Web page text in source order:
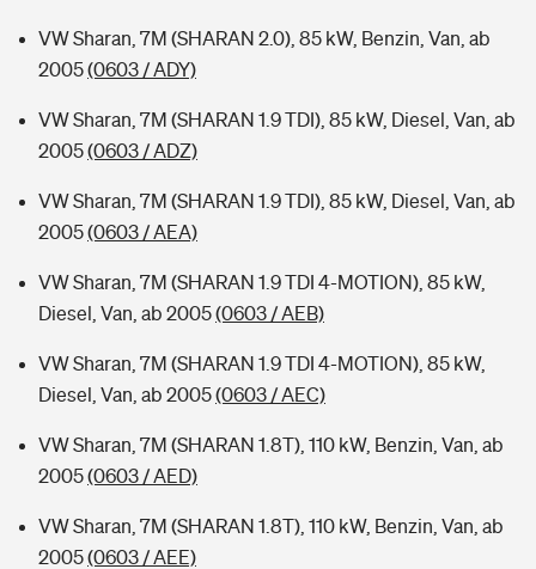
VW Sharan, 7M (SHARAN 2.0), 85 kW, Benzin, Van, ab
2005(0603 / ADY)
VW Sharan, 7M (SHARAN 1.9 TDI), 85 kW, Diesel, Van, ab
2005(0603 / ADZ)
VW Sharan, 7M (SHARAN 1.9 TDI), 85 kW, Diesel, Van, ab
2005(0603 / AEA)
VW Sharan, 7M (SHARAN 1.9 TDI 4-MOTION), 85 kW,
Diesel, Van, ab 2005(0603 / AEB)
VW Sharan, 7M (SHARAN 1.9 TDI 4-MOTION), 85 kW,
Diesel, Van, ab 2005(0603 / AEC)
VW Sharan, 7M (SHARAN 1.8T), 110 kW, Benzin, Van, ab
2005(0603 / AED)
VW Sharan, 7M (SHARAN 1.8T), 110 kW, Benzin, Van, ab
2005(0603 / AEE)